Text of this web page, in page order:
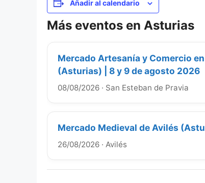
Añadir al calendario
Más eventos en Asturias
Mercado Artesanía y Comercio
(Asturias) | 8 y 9 de agosto 2026
08/08/2026 · San Esteban de Pravia
Mercado Medieval de Avilés
26/08/2026 · Avilés